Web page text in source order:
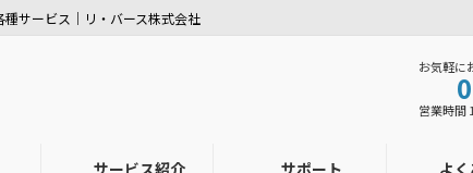
サービス｜リ・バース株式会社
お気軽に
営業時間
サービス紹介 サポート よ